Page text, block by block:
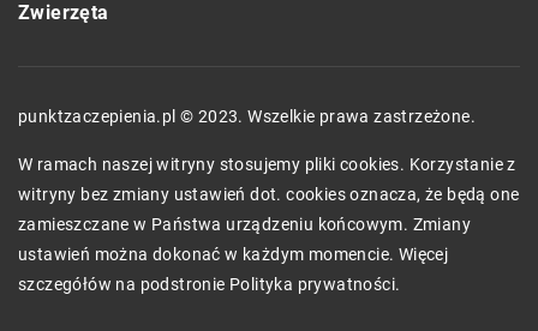
Zwierzęta
punktzaczepienia.pl © 2023. Wszelkie prawa zastrzeżone.
W ramach naszej witryny stosujemy pliki cookies. Korzystanie z
witryny bez zmiany ustawień dot. cookies oznacza, że będą one
zamieszczane w Państwa urządzeniu końcowym. Zmiany
ustawień można dokonać w każdym momencie. Więcej
szczegółów na podstronie Polityka prywatności.